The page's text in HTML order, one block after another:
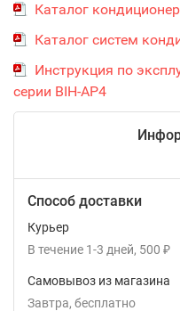
Каталог
Каталог систем
Инструкция по
серии BIH-AP4
Способ доставки
Курьер
В течение 1-3 дней 500 ₽
Самовывоз из магазина
Завтра
Бесплатно